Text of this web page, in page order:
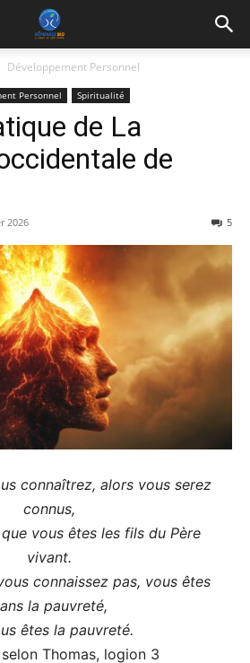
Développement Personnel
Personnel Spiritualité
de La
de
2026 5
connaîtrez, alors vous serez
connus,
vous êtes les fils du Père
vivant.
connaissez pas, vous êtes
la pauvreté,
êtes la pauvreté.
Thomas, logion 3